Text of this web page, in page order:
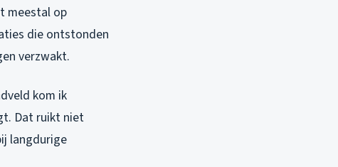
meestal op
die ontstonden
verzwakt.
kom ik
Dat ruikt niet
langdurige